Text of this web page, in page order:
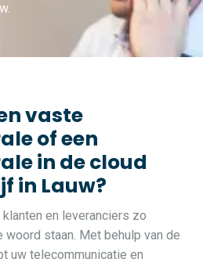
vaste
of een
in de cloud
in Lauw?
en leveranciers zo
staan. Met behulp van de
uw telecommunicatie en